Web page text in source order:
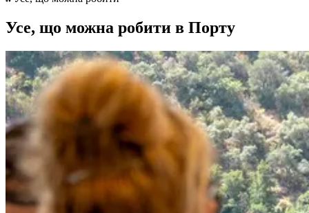
Усе, що можна робити в Порту